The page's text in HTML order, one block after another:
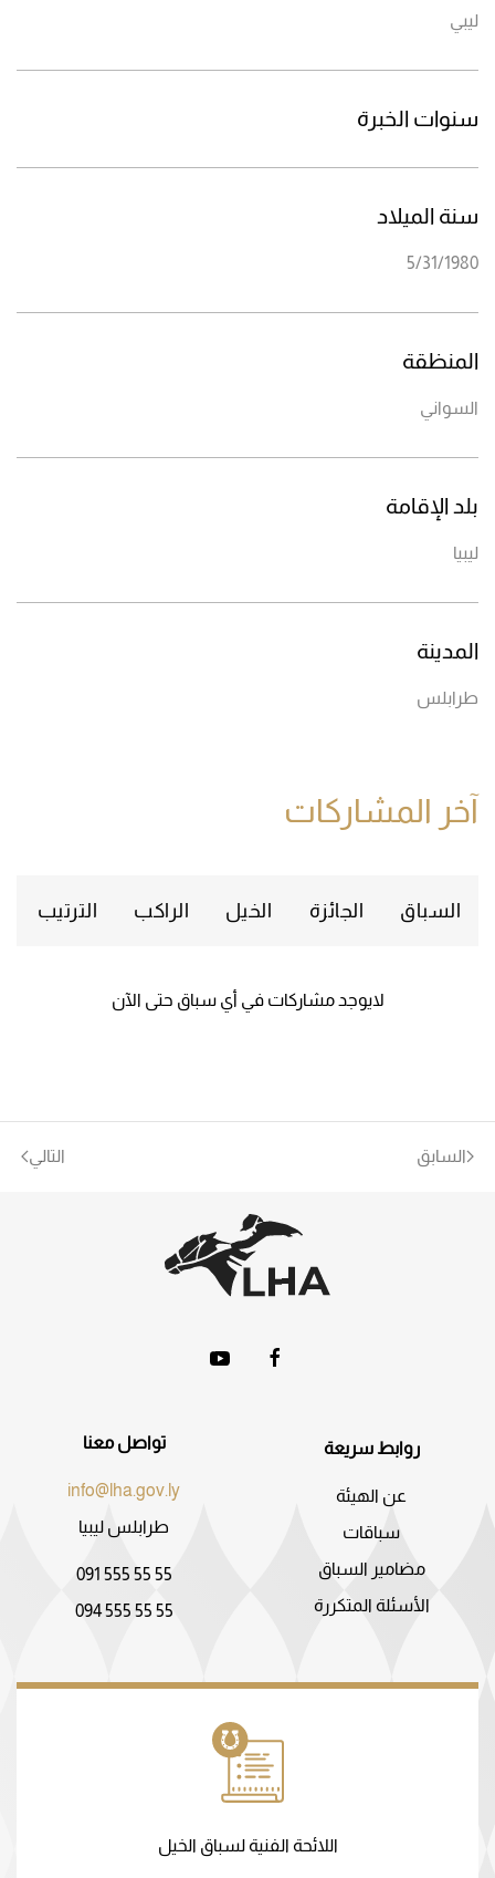
ليبي
سنوات الخبرة
سنة الميلاد
5/31/1980
المنظقة
السواني
بلد الإقامة
ليبيا
المدينة
طرابلس
آخر المشاركات
السباق الجائزة الخيل الراكب الترتيب
لايوجد مشاركات في أي سباق حتى الآن
السابق التالي
روابط سريعة
عن الهيئة
سباقات
مضامير السباق
الأسئلة المتكررة
تواصل معنا
info@lha.gov.ly
طرابلس ليبيا
091 555 55 55
094 555 55 55
اللائحة الفنية لسباق الخيل